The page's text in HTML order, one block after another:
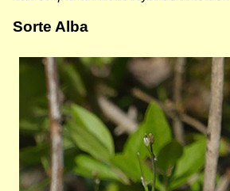
Sorte Alba
Bild